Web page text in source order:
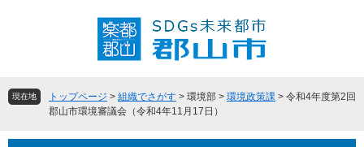
頭
飛現在地 トップページ > 組織でさがす > 環境部 > 環境政策課 > 令和4年度第2回
郡山市環境審議会（令和4年11月17日）